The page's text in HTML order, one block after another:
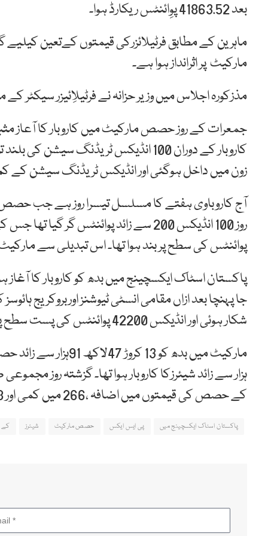
بعد 41863.52 پوِائنٹس ریکارڈ ہوا۔
ماہرین کے مطابق فرٹیلائزرکی قیمتوں کےتعین کیلیے
مارکیٹ پر اثرانداز ہوا ہے۔
مذزکورہ اجلاس میں وزیر حزانہ نے فرٹیلاِئیزر
جمعرات کے روز حصص مارکیٹ میں کاروبار کا آعاز
زون میں داخل ہوگئی اور انڈیکس ٹریڈنگ سیشن کے کم تریں سطح
آج کاروباوی ہفتے کا مسلسل تیسرا روز ہے جب
پوائنٹس کی سطح پر بند ہوا تھا۔ اس تبدیلی سے مارکیٹ میں سرمایہ
جا پہنچا بعد ازاں مقامی انسٹی ٹیوشنز اوربروکریج
شکار ہوئی اور انڈیکس 42200 پوائنٹس کی پست سطح پر بند ہوا تھا۔
کے حصص کی قیمتوں میں اضافہ ،266 میں کمی اور 28 کمپنیوں کے حصص کی قیمتوں میں استحکام رہا تھا۔
پاکستان اسٹاک ایکسچینج میں پی ایس ایکس حصص مارکیٹ شیئرز کے